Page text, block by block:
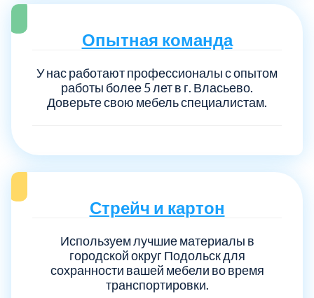
Опытная команда
У нас работают профессионалы с опытом
работы более 5 лет в г. Власьево.
Доверьте свою мебель специалистам.
Стрейч и картон
Используем лучшие материалы в
городской округ Подольск для
сохранности вашей мебели во время
транспортировки.